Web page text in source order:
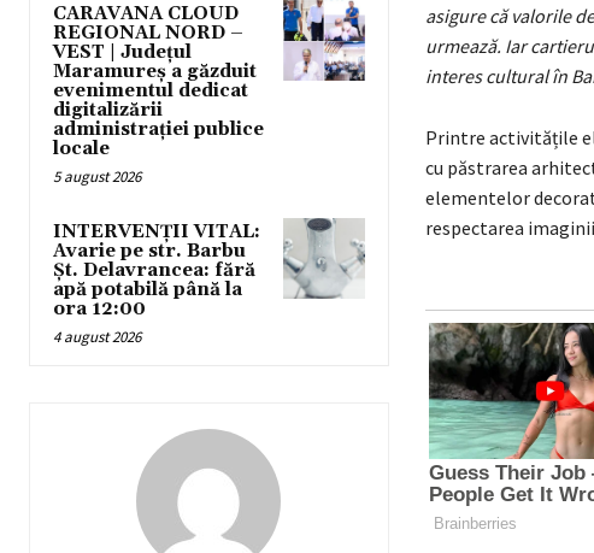
CARAVANA CLOUD
REGIONAL NORD –
VEST | Județul
Maramureș a găzduit
evenimentul dedicat
digitalizării
administrației publice
locale
5 august 2026
INTERVENȚII VITAL:
Avarie pe str. Barbu
Șt. Delavrancea: fără
apă potabilă până la
ora 12:00
4 august 2026
asigure că valorile
urmează. Iar
interes cultural în
Printre activitățile
cu păstrarea
elementelor
respectarea